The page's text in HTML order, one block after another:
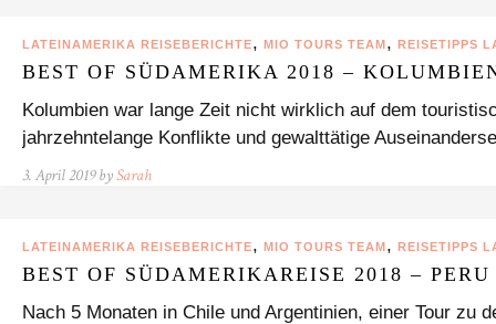
LATEINAMERIKA REISEBERICHTE, MIO TOURS TEAM, REISETIPPS
BEST OF SÜDAMERIKA 2018 –
Kolumbien war lange Zeit nicht wirklich auf dem
jahrzehntelange Konflikte und gewalttätige
3. April 2019 bySarah
LATEINAMERIKA REISEBERICHTE, MIO TOURS TEAM, REISETIPPS
BEST OF SÜDAMERIKAREISE 2018 – PERU
Nach 5 Monaten in Chile und Argentinien, einer Tour zu